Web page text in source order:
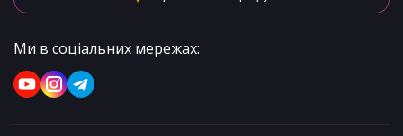
Ми в соціальних мережах: